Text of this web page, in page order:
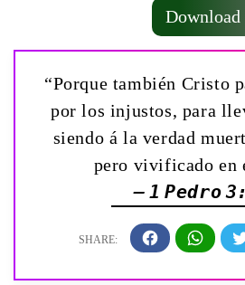
Download
“Porque también Cristo
por los injustos, para
siendo á la verdad
pero vivificado en
— 1 Pedro